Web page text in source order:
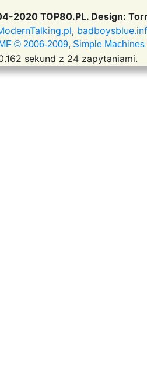
2020 TOP80.PL. Design:
,
© 2006-2009, Simple Machines
sekund z 24 zapytaniami.